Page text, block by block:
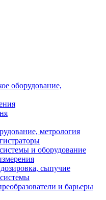
оборудование,
метрология
и оборудование
сыпучие
и барьеры